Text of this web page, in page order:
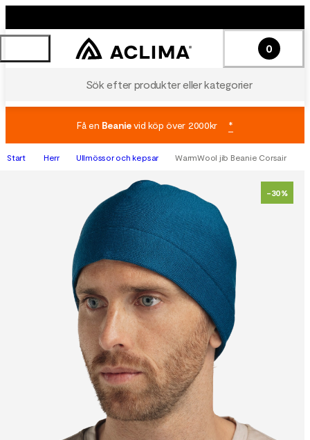
Sök efter produkter eller kategorier
0
Få en Beanievid köp över 2000kr *
Start Herr Ullmössor och kepsar WarmWool jib Beanie Corsair
-30%